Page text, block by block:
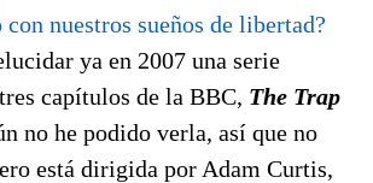
con nuestros sueños de libertad?
ya en 2007 una serie
capítulos de la BBC, The Trap
no he podido verla, así que no
está dirigida por Adam Curtis,